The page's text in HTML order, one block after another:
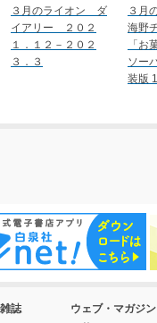
３月のライオン ダ
イアリー ２０２
１．１２－２０２
３．３
３月
海野
「お
ソー
装版
誌
ウェブ・マガジン